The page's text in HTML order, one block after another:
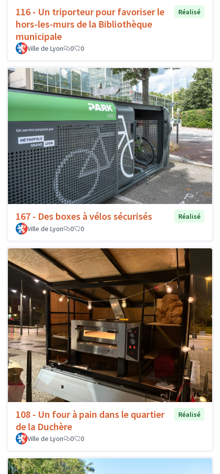
116 - Un triporteur pour favoriser le
hors-les-murs de la Bibliothèque
municipale
Réalisé
Ville de Lyon 0 0
167 - Des boxes à vélos sécurisés
Réalisé
Ville de Lyon
0 0
108 - Un four à pain dans le quartier
de la Duchère
Réalisé
Ville de Lyon 0 0